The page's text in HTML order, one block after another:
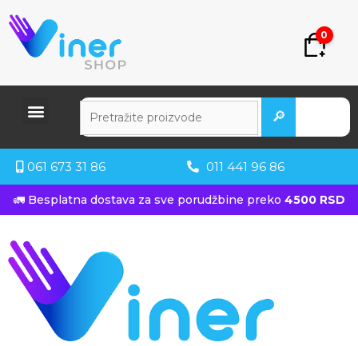
0
🔎
061 673 31 86 011 441 96 86
🚛 Besplatna dostava za sve porudžbine preko 4500 RSD